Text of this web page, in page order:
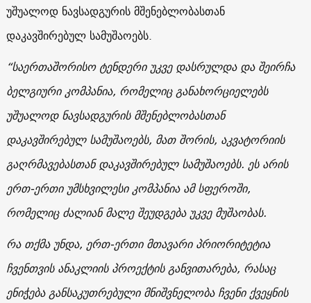
უშუალოდ ნავსადგურის მშენებლობასთან
დაკავშირებულ სამუშაოებს.
“საერთაშორისო ტენდერი უკვე დასრულდა და შეირჩა
ბელგიური კომპანია, რომელიც განახორციელებს
უშუალოდ ნავსადგურის მშენებლობასთან
დაკავშირებულ სამუშაოებს, მათ შორის, აკვატორიის
გაღრმავებასთან დაკავშირებულ სამუშაოებს. ეს არის
ერთ-ერთი უმსხვილესი კომპანია ამ სფეროში,
რომელიც ძალიან მალე შეუდგება უკვე მუშაობას.
რა თქმა უნდა, ერთ-ერთი მთავარი პრიორიტეტია
ჩვენთვის ანაკლიის პროექტის განვითარება, რასაც
ენიჭება განსაკუთრებული მნიშვნელობა ჩვენი ქვეყნის